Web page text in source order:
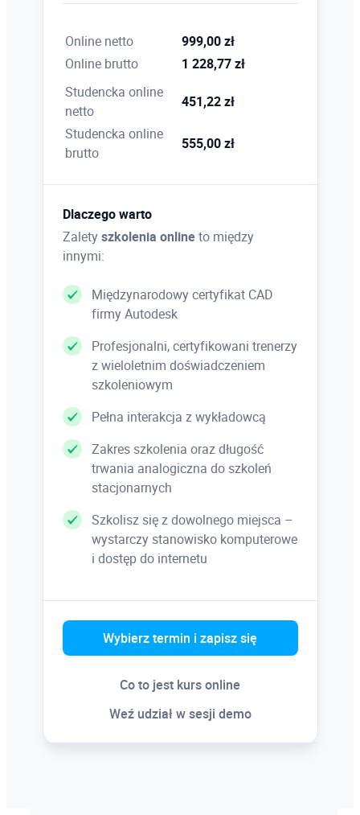
zestawień, modyfikacja zestawień
Pliki NC
mające wpływ na ich tworzenie, znaczniki
połączeń
Workflow
Współpraca z programami Autodesk Revit
Professional, zasady dobrej współpracy
Praca w zespole
Wykorzystanie opcji multiuser umożliwiającej
pracę wielu użytkownikom w zespole
Online netto
999,00 zł
Online brutto
1 228,77 zł
Studencka online
netto
451,22 zł
Studencka online
brutto
555,00 zł
Dlaczego warto
Zaletyszkolenia onlineto między
innymi:
Międzynarodowy certyfikat CAD
firmy Autodesk
Profesjonalni, certyfikowani trenerzy
z wieloletnim doświadczeniem
szkoleniowym
Pełna interakcja z wykładowcą
Zakres szkolenia oraz długość
trwania analogiczna do szkoleń
stacjonarnych
Szkolisz się z dowolnego miejsca –
wystarczy stanowisko komputerowe
i dostęp do internetu
Wybierz termin i zapisz się
Co to jest kurs online
Weź udział w sesji demo